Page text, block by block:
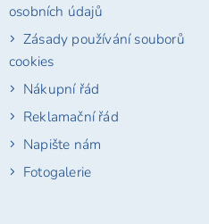
osobních údajů
Zásady používání souborů
cookies
Nákupní řád
Reklamační řád
Napište nám
Fotogalerie